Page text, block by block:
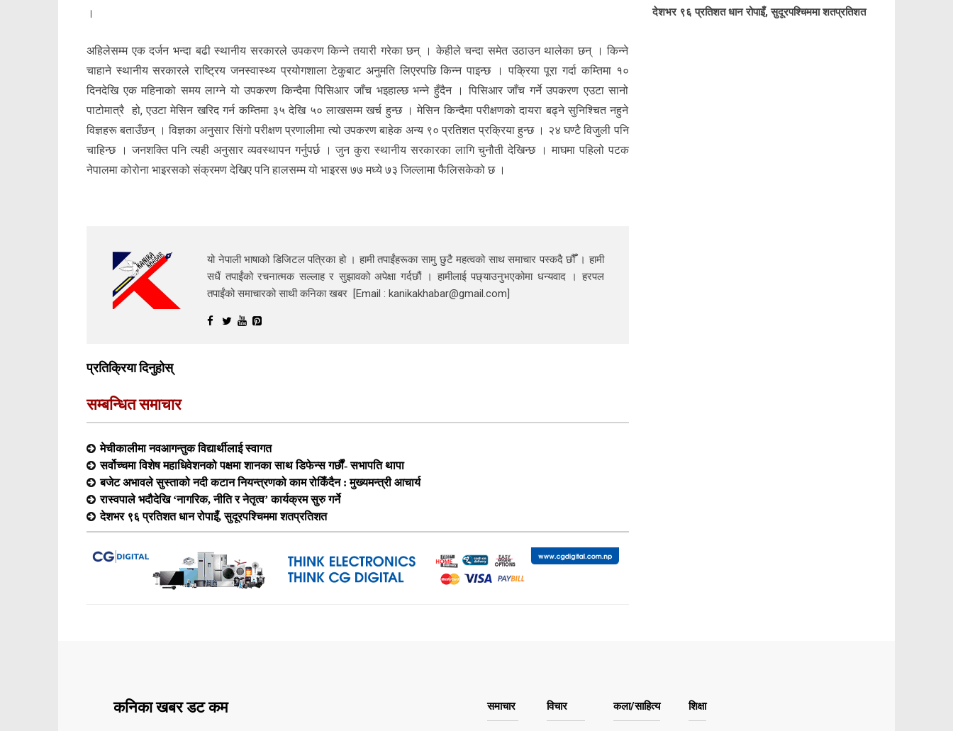
।
अहिलेसम्म एक दर्जन भन्दा बढी स्थानीय सरकारले उपकरण किन्ने तयारी गरेका छन् । केहीले चन्दा समेत उठाउन थालेका छन् । किन्ने
चाहाने स्थानीय सरकारले राष्ट्रिय जनस्वास्थ्य प्रयोगशाला टेकुबाट अनुमति लिएरपछि किन्न पाइन्छ । पक्रिया पूरा गर्दा कम्तिमा १०
दिनदेखि एक महिनाको समय लाग्ने यो उपकरण किन्दैमा पिसिआर जाँच भइहाल्छ भन्ने हुँदैन । पिसिआर जाँच गर्ने उपकरण एउटा सानो
पाटोमात्रै हो, एउटा मेसिन खरिद गर्न कम्तिमा ३५ देखि ५० लाखसम्म खर्च हुन्छ । मेसिन किन्दैमा परीक्षणको दायरा बढ्ने सुनिश्चित नहुने
विज्ञहरू बताउँछन् । विज्ञका अनुसार सिंगो परीक्षण प्रणालीमा त्यो उपकरण बाहेक अन्य ९० प्रतिशत प्रक्रिया हुन्छ । २४ घण्टै विजुली पनि
चाहिन्छ । जनशक्ति पनि त्यही अनुसार व्यवस्थापन गर्नुपर्छ । जुन कुरा स्थानीय सरकारका लागि चुनौती देखिन्छ । माघमा पहिलो पटक
नेपालमा कोरोना भाइरसको संक्रमण देखिए पनि हालसम्म यो भाइरस ७७ मध्ये ७३ जिल्लामा फैलिसकेको छ ।
यो नेपाली भाषाको डिजिटल पत्रिका हो । हामी तपाईंहरूका सामु छुटै महत्वको साथ समाचार पस्कदै छौँँ । हामी
सधैं तपाईंको रचनात्मक सल्लाह र सुझावको अपेक्षा गर्दछौं । हामीलाई पछ्याउनुभएकोमा धन्यवाद । हरपल
तपाईंको समाचारको साथी कनिका खबर [Email : kanikakhabar@gmail.com]
प्रतिक्रिया दिनुहोस्
सम्बन्धित समाचार
मेचीकालीमा नवआगन्तुक विद्यार्थीलाई स्वागत
सर्वोच्चमा विशेष महाधिवेशनको पक्षमा शानका साथ डिफेन्स गर्छौं- सभापति थापा
बजेट अभावले सुस्ताको नदी कटान नियन्त्रणको काम रोकिँदैन : मुख्यमन्त्री आचार्य
रास्वपाले भदौदेखि ‘नागरिक, नीति र नेतृत्व’ कार्यक्रम सुरु गर्ने
देशभर ९६ प्रतिशत धान रोपाइँ, सुदूरपश्चिममा शतप्रतिशत
देशभर ९६ प्रतिशत धान रोपाइँ, सुदूरपश्चिममा शतप्रतिशत
कनिका खबर डट कम समाचार विचार कला/साहित्य शिक्षा